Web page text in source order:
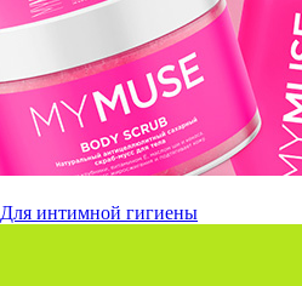
Для интимной гигиены